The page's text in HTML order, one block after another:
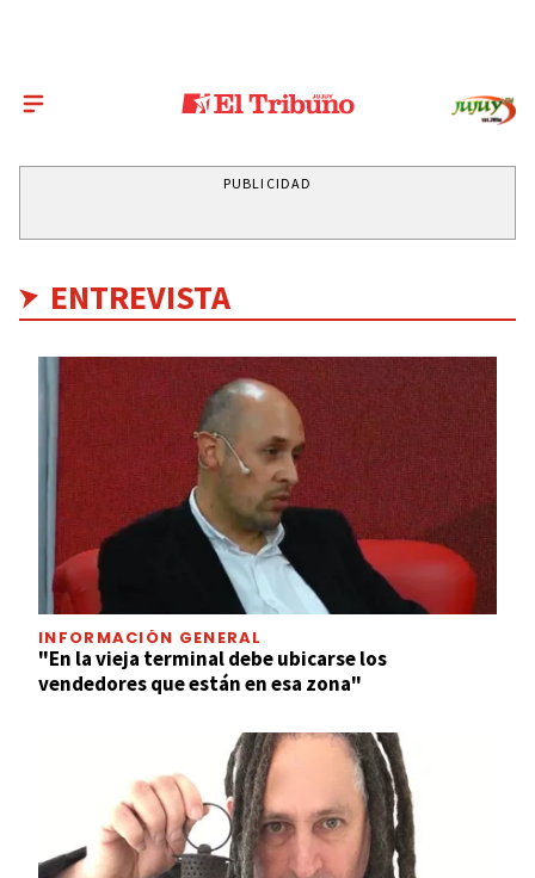
PUBLICIDAD
ENTREVISTA
INFORMACIÓN GENERAL
"En la vieja terminal debe ubicarse los
vendedores que están en esa zona"